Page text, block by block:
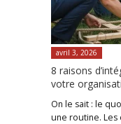
avril 3, 2026
8 raisons
votre
On le sait : le
une routine. Les